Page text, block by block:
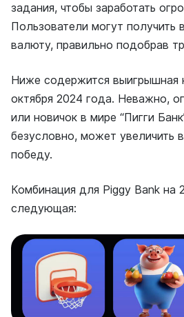
задания, чтобы заработать
Пользователи могут получить
валюту, правильно подобрав
Ниже содержится выигрышная
октября 2024 года. Неважно,
или новичок в мире “Пигги
безусловно, может увеличить
победу.
Комбинация для Piggy Bank на
следующая: